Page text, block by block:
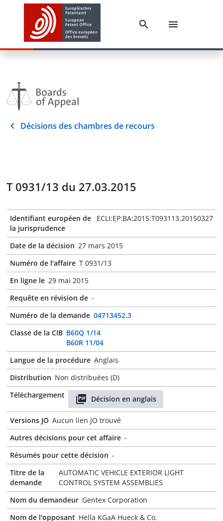
Décisions des chambres de recours
T 0931/13 du 27.03.2015
Identifiant européen de
la jurisprudence
ECLI:EP:BA:2015:T093113.20150327
Date de la décision 27 mars 2015
Numéro de l'affaire T 0931/13
En ligne le 29 mai 2015
Requête en révision de -
Numéro de la demande 04713452.3
Classe de la CIB B60Q 1/14
B60R 11/04
Langue de la procédure Anglais
Distribution Non distribuées (D)
Téléchargement
Décision en anglais
Versions JO Aucun lien JO trouvé
Autres décisions pour cet affaire -
Résumés pour cette décision -
Titre de la
demande
AUTOMATIC VEHICLE EXTERIOR LIGHT
CONTROL SYSTEM ASSEMBLIES
Nom du demandeur Gentex Corporation
Nom de l'opposant Hella KGaA Hueck & Co.